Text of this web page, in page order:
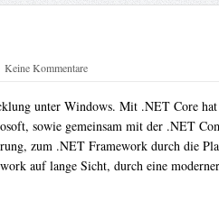
Keine Kommentare
unter Windows. Mit .NET Core
sowie gemeinsam mit der .NET
zum .NET Framework durch die
auf lange Sicht, durch eine